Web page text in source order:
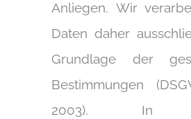
Anliegen. Wir
Daten daher
Grundlage der
Bestimmungen
2003). In